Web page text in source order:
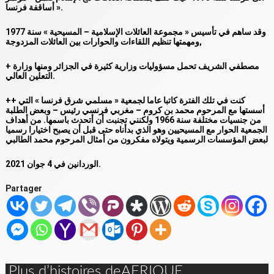
أساقفة فرنسا ».
وقد ساهم في تأسيس « مجموعة العائلات الإسلامية – المسيحية » سنة 1977
ومهمتها تنظيم اللقاءات والحوارات بين العائلات المزدوجة,
+ مصطفي الشريف تحمل مسؤوليات وزارية كثيرة في الجزائر ومنها وزارة
التعلين العالي.
++ كنت في تلك الفترة كاتبا عاما لجمعية « مسلمي شرق فرنسا » التي
أسستها مع المرحوم محمد بن كروم – مغربي فرنسي رئيس – وبعض الطلبة
من جنسيات مختلفة سنة 1966 ولكنني تجنبت أن أتحدث باسمها. من أهداف
الجمعية الحوار مع المسيحيين وهو الذي بدأناه حتى قبل أن يصبح اختيارا رسميا
لبعض المؤسسات الرسمية ويتولاه مفكرون من أمثال المرحوم محمد الطالبي
الوردانين في 4 جوان 2021.
Partager